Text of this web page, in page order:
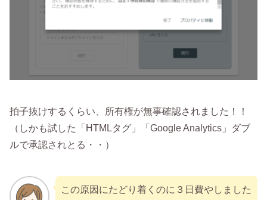
拍子抜けするくらい、所有権が無事確認されました！！
（しかも試した「HTMLタグ」「Google Analytics」ダブ
ルで承認されとる・・）
この原因にたどり着くのに３日費やしました